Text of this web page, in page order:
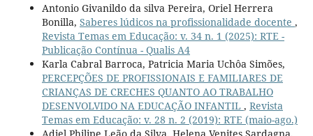
Antonio Givanildo da silva Pereira, Oriel Herrera
Bonilla, Saberes lúdicos na profissionalidade docente ,
Revista Temas em Educação: v. 34 n. 1 (2025): RTE -
Publicação Contínua - Qualis A4
Karla Cabral Barroca, Patricia Maria Uchôa Simões,
PERCEPÇÕES DE PROFISSIONAIS E FAMILIARES DE
CRIANÇAS DE CRECHES QUANTO AO TRABALHO
DESENVOLVIDO NA EDUCAÇÃO INFANTIL , Revista
Temas em Educação: v. 28 n. 2 (2019): RTE (maio-ago.)